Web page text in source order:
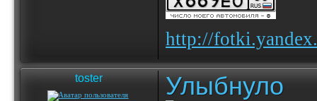
http://
toster Улыбнуло